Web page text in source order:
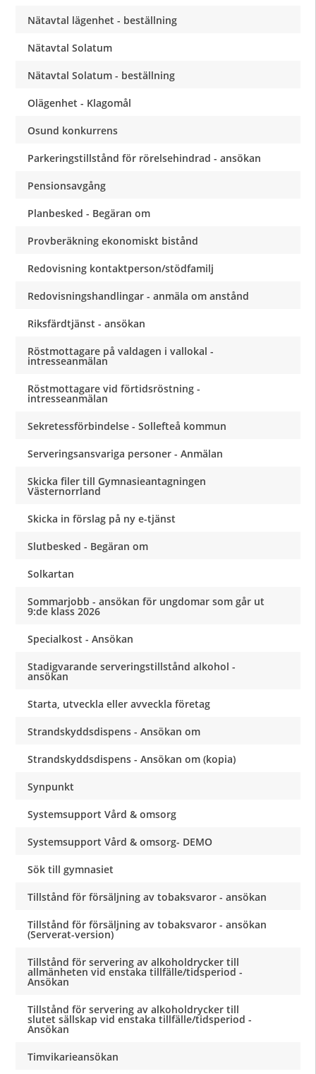
Nätavtal lägenhet - beställning
Nätavtal Solatum
Nätavtal Solatum - beställning
Olägenhet - Klagomål
Osund konkurrens
Parkeringstillstånd för rörelsehindrad - ansökan
Pensionsavgång
Planbesked - Begäran om
Provberäkning ekonomiskt bistånd
Redovisning kontaktperson/stödfamilj
Redovisningshandlingar - anmäla om anstånd
Riksfärdtjänst - ansökan
Röstmottagare på valdagen i vallokal -
intresseanmälan
Röstmottagare vid förtidsröstning -
intresseanmälan
Sekretessförbindelse - Sollefteå kommun
Serveringsansvariga personer - Anmälan
Skicka filer till Gymnasieantagningen
Västernorrland
Skicka in förslag på ny e-tjänst
Slutbesked - Begäran om
Solkartan
Sommarjobb - ansökan för ungdomar som går ut
9:de klass 2026
Specialkost - Ansökan
Stadigvarande serveringstillstånd alkohol -
ansökan
Starta, utveckla eller avveckla företag
Strandskyddsdispens - Ansökan om
Strandskyddsdispens - Ansökan om (kopia)
Synpunkt
Systemsupport Vård & omsorg
Systemsupport Vård & omsorg- DEMO
Sök till gymnasiet
Tillstånd för försäljning av tobaksvaror - ansökan
Tillstånd för försäljning av tobaksvaror - ansökan
(Serverat-version)
Tillstånd för servering av alkoholdrycker till
allmänheten vid enstaka tillfälle/tidsperiod -
Ansökan
Tillstånd för servering av alkoholdrycker till
slutet sällskap vid enstaka tillfälle/tidsperiod -
Ansökan
Timvikarieansökan